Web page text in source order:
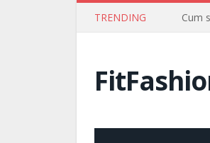
TRENDING Cum